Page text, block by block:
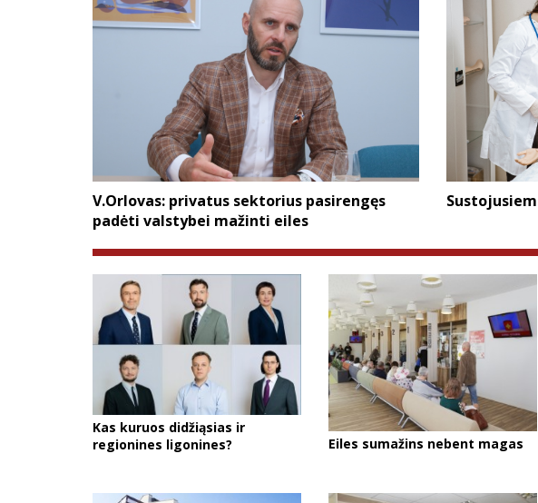
V.Orlovas: privatus sektorius pasirengęs
padėti valstybei mažinti eiles
Kas kuruos didžiąsias ir
regionines ligonines?
Eiles sumažins nebent magas